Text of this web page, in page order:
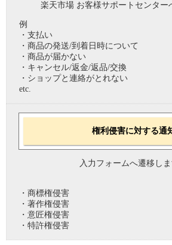
楽天市場 お客様サポートセンター
例
・支払い
・商品の発送/到着日時について
・商品が届かない
・キャンセル/返金/返品/交換
・ショップと連絡がとれない
etc.
権利侵害に対する通
入力フォームへ遷移しま
・商標権侵害
・著作権侵害
・意匠権侵害
・特許権侵害